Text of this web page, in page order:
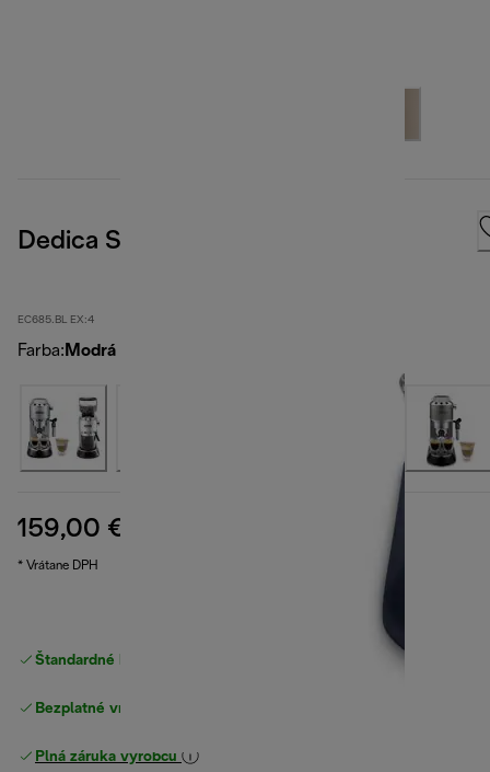
Dedica Style
EC685.BL EX:4
Farba: Modrá
159,00 €
* Vrátane DPH
Štandardné bezplatné doručenie
Bezplatné vrátenie tovaru
Plná záruka výrobcu